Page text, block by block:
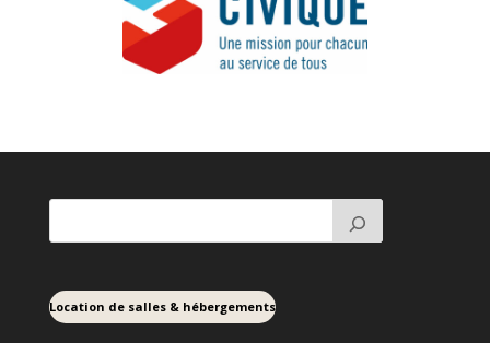
Location de salles & hébergements